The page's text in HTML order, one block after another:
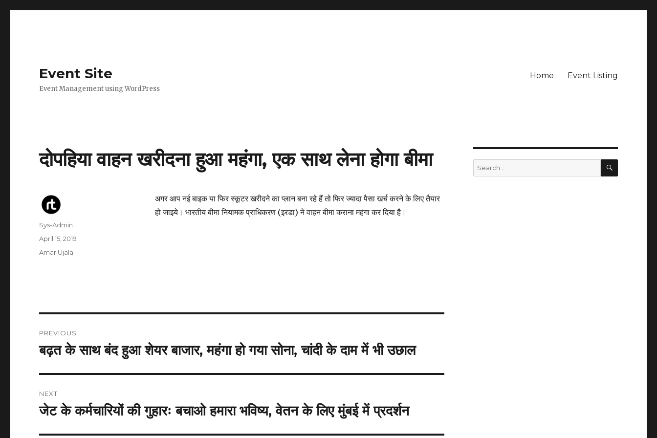
Event Site
Event Management using WordPress
Home Event Listing
दोपहिया वाहन खरीदना हुआ महंगा, एक साथ लेना होगा बीमा
अगर आप नई बाइक या फिर स्कूटर खरीदने का प्लान बना रहे हैं तो फिर ज्यादा पैसा खर्च करने के लिए तैयार
हो जाइये। भारतीय बीमा नियामक प्राधिकरण (इरडा) ने वाहन बीमा कराना महंगा कर दिया है।
Author
Sys-Admin
Posted
April 15, 2019
Categories
Amar Ujala
navigation
PREVIOUS
Previous
बढ़त के साथ बंद हुआ शेयर बाजार, महंगा हो गया सोना, चांदी के दाम में भी उछाल
NEXT
Next
जेट के कर्मचारियों की गुहारः बचाओ हमारा भविष्य, वेतन के लिए मुंबई में प्रदर्शन
Search
for:
SEARCH